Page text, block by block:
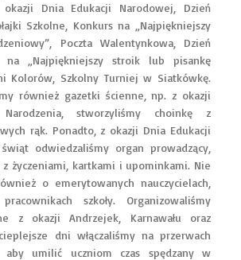
Dnia Edukacji Narodowej, Dzień
Szkolne, Konkurs na „Najpiękniejszy
Poczta Walentynkowa, Dzień
na „Najpiękniejszy stroik lub pisankę
Kolorów, Szkolny Turniej w Siatkówkę.
również gazetki ścienne, np. z okazji
stworzyliśmy choinkę z
rąk. Ponadto, z okazji Dnia Edukacji
odwiedzaliśmy organ prowadzący,
z życzeniami, kartkami i upominkami. Nie
o emerytowanych nauczycielach,
szkoły. Organizowaliśmy
z okazji Andrzejek, Karnawału oraz
dni włączaliśmy na przerwach
aby umilić uczniom czas spędzany w